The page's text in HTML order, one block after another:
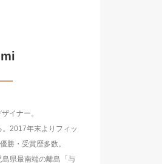
イナー。
2017年末よりフィッ
勝・受賞歴多数。
県最南端の離島「与